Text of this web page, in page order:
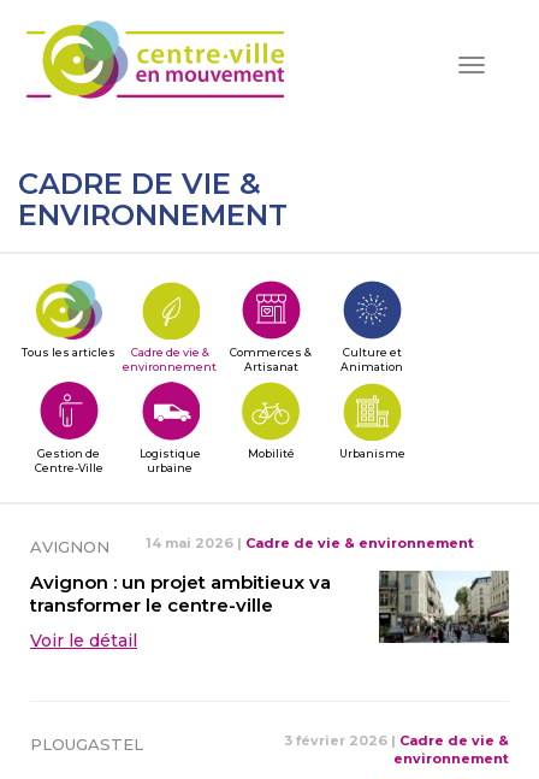
Toggle
CADRE DE VIE &
ENVIRONNEMENT
Tous les articles
Cadre de vie &
environnement
Commerces &
Artisanat
Culture et
Animation
Gestion de
Centre-Ville
Logistique
urbaine
Mobilité Urbanisme
AVIGNON 14 mai 2026 | Cadre de vie & environnement
Avignon : un projet ambitieux va
transformer le centre-ville
Voir le détail
PLOUGASTEL 3 février 2026 | Cadre de vie &
environnement